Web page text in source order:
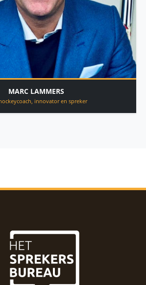
MARC LAMMERS
innovator en spreker